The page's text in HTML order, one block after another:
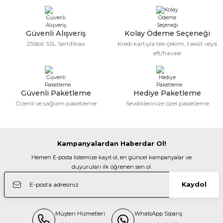
Ürün bilgilerinde hatalar bulunuyor.
Ürün fiyatı diğer sitelerden daha pahalı.
Bu ürüne benzer farklı alternatifler olmalı.
verdiğim sipariş bugün elime ulaştı
Ramazanda hızlı ve sapasağlam .
Kolay gelsin hayırlı ramazanlar.
Fatma KILIÇ | 28/02/2026
M... N... | 02/01/2026
Deneyimini Paylaş
Kodak 32GB 2.0 USB Bellek (K182)
360,00 TL
Sandisk
Sandisk 64GB Cruzer Glide 3.0 Flash Bellek
Sandisk
Sandisk 16GB Cruzer Blade USB 2.0 USB Bellek
580,00 TL
Güvenli Alışveriş
256bit SSL Sertifikası
Kolay Ödeme Seçeneği
Kredi kartıyla tek çekim, taksit veya
eft/havale
Güvenli Paketleme
Özenli ve sağlam paketleme
Hediye Paketleme
Sevdiklerinize özel paketleme
Kampanyalardan Haberdar Ol!
Hemen E-posta listemize kayıt ol, en güncel kampanyalar ve
duyuruları ilk öğrenen sen ol.
Kaydol
Müşteri Hizmetleri WhatsApp Sipariş